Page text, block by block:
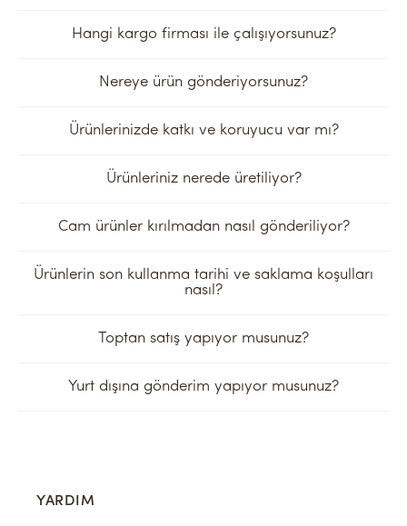
Hangi kargo firması ile çalışıyorsunuz?
Nereye ürün gönderiyorsunuz?
Ürünlerinizde katkı ve koruyucu var mı?
Ürünleriniz nerede üretiliyor?
Cam ürünler kırılmadan nasıl gönderiliyor?
Ürünlerin son kullanma tarihi ve saklama koşulları
nasıl?
Toptan satış yapıyor musunuz?
Yurt dışına gönderim yapıyor musunuz?
YARDIM